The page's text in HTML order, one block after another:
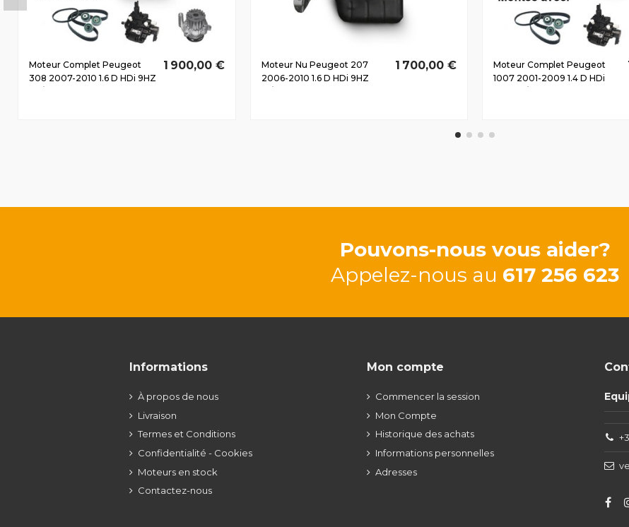
Moteur Complet Peugeot
308 2007-2010 1.6 D HDi 9HZ
1 900,00 €
Moteur Nu Peugeot 207
2006-2010 1.6 D HDi 9HZ
1 700,00 €
Moteur Complet Peugeot
1007 2001-2009 1.4 D HDi
Pouvons-nous vous aider?
Appelez-nous au 617 256 623
Informations
À propos de nous
Livraison
Termes et Conditions
Confidentialité - Cookies
Moteurs en stock
Contactez-nous
Mon compte
Commencer la session
Mon Compte
Historique des achats
Informations personnelles
Adresses